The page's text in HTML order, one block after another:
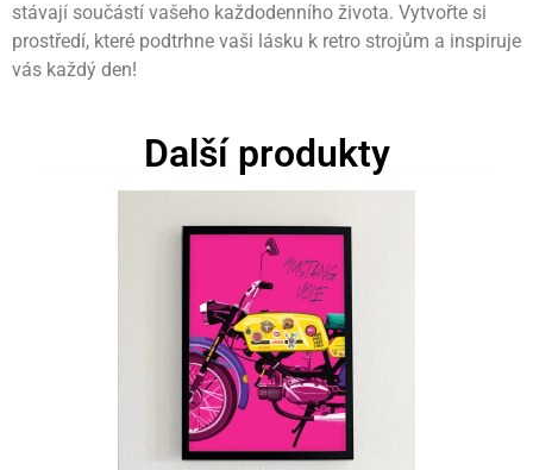
stávají součástí vašeho každodenního života. Vytvořte si
prostředí, které podtrhne vaši lásku k retro strojům a inspiruje
vás každý den!
Další produkty